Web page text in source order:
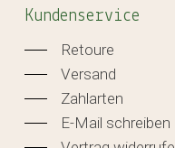
Kundenservice
Retoure
Versand
Zahlarten
E-Mail schreiben